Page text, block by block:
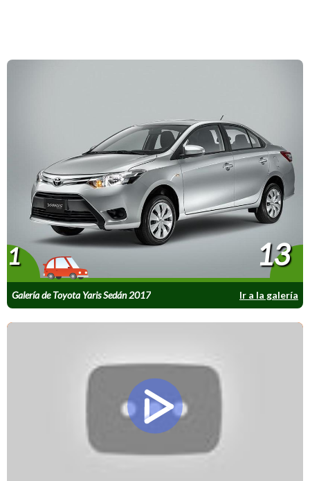
Galería de Toyota Yaris Sedán 2017 Ir a la galería
1 13